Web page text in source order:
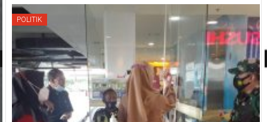
POLITIK